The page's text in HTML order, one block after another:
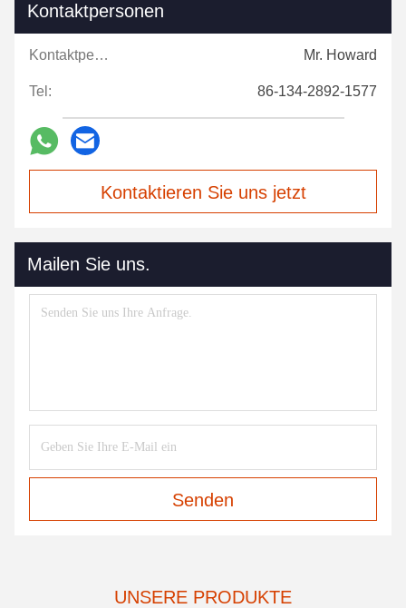
Kontaktpersonen
Kontaktpersonen: Mr. Howard
Tel: 86-134-2892-1577
Kontaktieren Sie uns jetzt
Mailen Sie uns.
Senden
UNSERE PRODUKTE